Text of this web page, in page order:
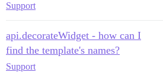
Support
api.decorateWidget - how can I
find the template's names?
Support